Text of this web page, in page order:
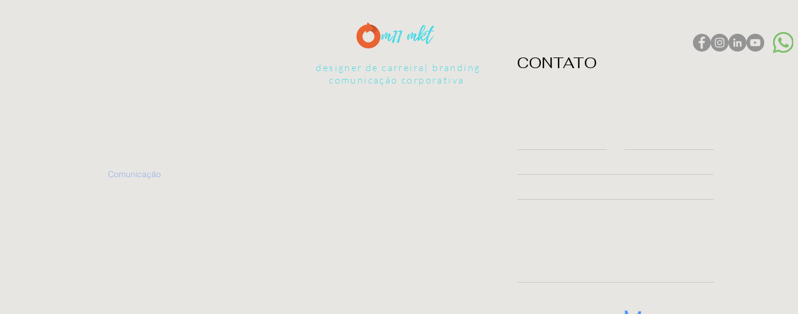
Comunicação
CONTATO
designer de carreira| branding
comunicação corporativa